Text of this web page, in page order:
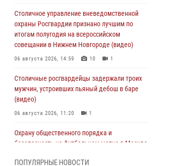
Столичное управление вневедомственной
охраны Росгвардии признано лучшим по
итогам полугодия на всероссийском
совещании в Нижнем Новгороде (видео)
06 августа 2026, 14:59 10 1
Столичные росгвардейцы задержали троих
мужчин, устроивших пьяный дебош в баре
(видео)
06 августа 2026, 11:20 1
Охрану общественного порядка и
безопасность на футбольном матче в Москве
ПОПУЛЯРНЫЕ НОВОСТИ